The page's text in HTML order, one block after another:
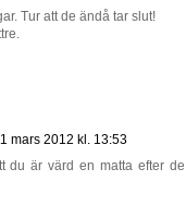
Tur att de ändå tar slut!
mars 2012 kl. 13:53
du är värd en matta efter